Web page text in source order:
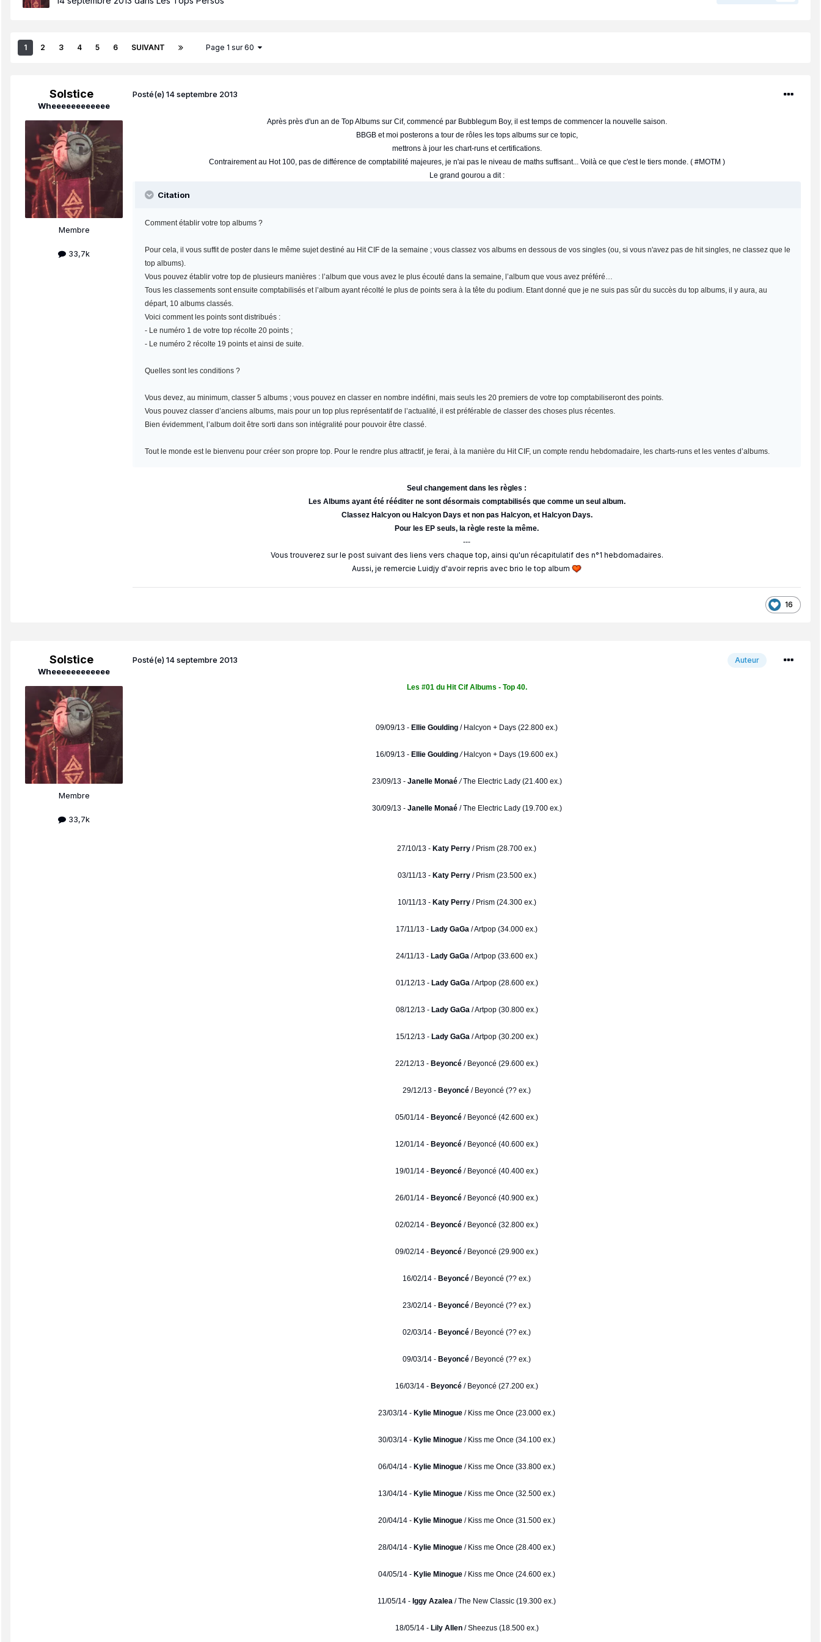
1 2 3 4 5 6 SUIVANT Page 1 sur 60
Solstice
Wheeeeeeeeeeee
Membre
33,7k
Posté(e)14 septembre 2013
Après près d'un an de Top Albums sur Cif, commencé par Bubblegum Boy, il est temps de commencer la nouvelle saison.
BBGB et moi posterons a tour de rôles les tops albums sur ce topic,
mettrons à jour les chart-runs et certifications.
Contrairement au Hot 100, pas de différence de comptabilité majeures, je n'ai pas le niveau de maths suffisant... Voilà ce que c'est le tiers monde. ( #MOTM )
Le grand gourou a dit :
Citation
Comment établir votre top albums ?
Pour cela, il vous suffit de poster dans le même sujet destiné au Hit CIF de la semaine ; vous classez vos albums en dessous de vos singles (ou, si vous n'avez pas de hit singles, ne classez que le
top albums).
Vous pouvez établir votre top de plusieurs manières : l’album que vous avez le plus écouté dans la semaine, l’album que vous avez préféré…
Tous les classements sont ensuite comptabilisés et l’album ayant récolté le plus de points sera à la tête du podium. Etant donné que je ne suis pas sûr du succès du top albums, il y aura, au
départ, 10 albums classés.
Voici comment les points sont distribués :
- Le numéro 1 de votre top récolte 20 points ;
- Le numéro 2 récolte 19 points et ainsi de suite.
Quelles sont les conditions ?
Vous devez, au minimum, classer 5 albums ; vous pouvez en classer en nombre indéfini, mais seuls les 20 premiers de votre top comptabiliseront des points.
Vous pouvez classer d’anciens albums, mais pour un top plus représentatif de l’actualité, il est préférable de classer des choses plus récentes.
Bien évidemment, l’album doit être sorti dans son intégralité pour pouvoir être classé.
Tout le monde est le bienvenu pour créer son propre top. Pour le rendre plus attractif, je ferai, à la manière du Hit CIF, un compte rendu hebdomadaire, les charts-runs et les ventes d’albums.
Seul changement dans les règles :
Les Albums ayant été rééditer ne sont désormais comptabilisés que comme un seul album.
Classez Halcyon ou Halcyon Days et non pas Halcyon, et Halcyon Days.
Pour les EP seuls, la règle reste la même.
---
Vous trouverez sur le post suivant des liens vers chaque top, ainsi qu'un récapitulatif des n°1 hebdomadaires.
Aussi, je remercie Luidjy d'avoir repris avec brio le top album
16
Solstice
Wheeeeeeeeeeee
Membre
33,7k
Auteur
Posté(e)14 septembre 2013
Les #01 du Hit Cif Albums - Top 40.
09/09/13 - Ellie Goulding / Halcyon + Days (22.800 ex.)
16/09/13 - Ellie Goulding /Halcyon + Days (19.600 ex.)
23/09/13 - Janelle Monaé /The Electric Lady (21.400 ex.)
30/09/13 - Janelle Monaé/ The Electric Lady (19.700 ex.)
27/10/13 - Katy Perry / Prism (28.700 ex.)
03/11/13 - Katy Perry/ Prism (23.500 ex.)
10/11/13 - Katy Perry/ Prism (24.300 ex.)
17/11/13 - Lady GaGa / Artpop (34.000 ex.)
24/11/13 - Lady GaGa / Artpop (33.600 ex.)
01/12/13 - Lady GaGa / Artpop (28.600 ex.)
08/12/13 - Lady GaGa / Artpop (30.800 ex.)
15/12/13 - Lady GaGa / Artpop (30.200 ex.)
22/12/13 - Beyoncé / Beyoncé (29.600 ex.)
29/12/13 - Beyoncé / Beyoncé (?? ex.)
05/01/14 - Beyoncé / Beyoncé (42.600 ex.)
12/01/14 - Beyoncé / Beyoncé (40.600 ex.)
19/01/14 - Beyoncé / Beyoncé (40.400 ex.)
26/01/14 - Beyoncé / Beyoncé (40.900 ex.)
02/02/14 - Beyoncé / Beyoncé (32.800 ex.)
09/02/14 - Beyoncé / Beyoncé (29.900 ex.)
16/02/14 - Beyoncé / Beyoncé (?? ex.)
23/02/14 - Beyoncé / Beyoncé (?? ex.)
02/03/14 - Beyoncé / Beyoncé (?? ex.)
09/03/14 - Beyoncé / Beyoncé (?? ex.)
16/03/14 - Beyoncé / Beyoncé (27.200 ex.)
23/03/14 - Kylie Minogue / Kiss me Once (23.000 ex.)
30/03/14 - Kylie Minogue / Kiss me Once (34.100 ex.)
06/04/14 - Kylie Minogue / Kiss me Once (33.800 ex.)
13/04/14 - Kylie Minogue / Kiss me Once (32.500 ex.)
20/04/14 - Kylie Minogue / Kiss me Once (31.500 ex.)
28/04/14 - Kylie Minogue / Kiss me Once (28.400 ex.)
04/05/14 - Kylie Minogue / Kiss me Once (24.600 ex.)
11/05/14 - Iggy Azalea / The New Classic (19.300 ex.)
18/05/14 - Lily Allen/ Sheezus (18.500 ex.)